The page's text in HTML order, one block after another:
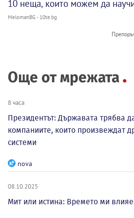
10 неща, които можем да
MelomanBG - 10te.bg
Още от мрежата
8 часа
Президентът: Държавата трябва
компаниите, които произвеждат
системи
nova
08.10.2025
Мит или истина: Времето ми влияе